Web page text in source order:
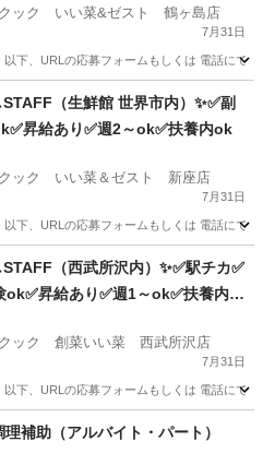
ック いい菜&ゼスト 鶴ヶ島店
7月31日
下、URLの応募フォームもしくは 電話にて
（生鮮館 世界市内）✨✅副
昇給あり✅週2～ok✅扶養内ok
ック いい菜＆ゼスト 新座店
7月31日
下、URLの応募フォームもしくは 電話にて
ッフ
（西武所沢内）✨✅駅チカ✅
ok✅昇給あり✅週1～ok✅扶養内o
ック 創菜いい菜 西武所沢店
7月31日
下、URLの応募フォームもしくは 電話にて
ッフ
補助（アルバイト・パート）